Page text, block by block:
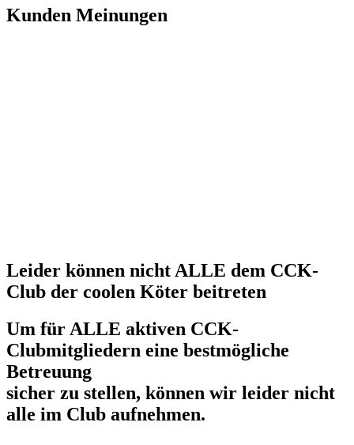
Kunden Meinungen
Leider können nicht ALLE dem CCK-
Club der coolen Köter beitreten
Um für ALLE aktiven CCK-
Clubmitgliedern eine bestmögliche
Betreuung
sicher zu stellen, können wir leider nicht
alle im Club aufnehmen.